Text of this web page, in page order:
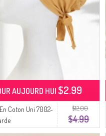
$12.00
$4.99
Coton Uni 7002-
AUJOURD HUI $2.99